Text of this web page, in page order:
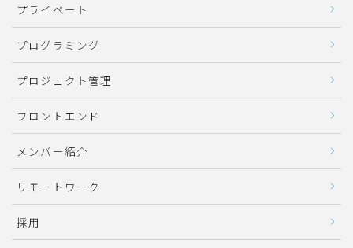
プライベート
プログラミング
プロジェクト管理
フロントエンド
メンバー紹介
リモートワーク
採用